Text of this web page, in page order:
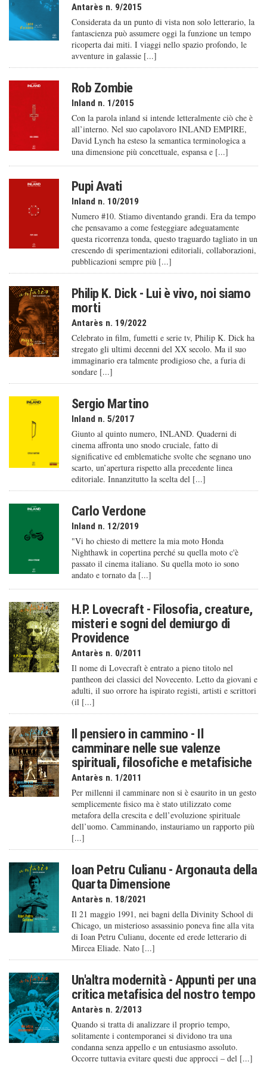
Antarès n. 9/2015
Considerata da un punto di vista non solo letterario, la
fantascienza può assumere oggi la funzione un tempo
ricoperta dai miti. I viaggi nello spazio profondo, le
avventure in galassie [...]
Rob Zombie
Inland n. 1/2015
Con la parola inland si intende letteralmente ciò che è
all’interno. Nel suo capolavoro INLAND EMPIRE,
David Lynch ha esteso la semantica terminologica a
una dimensione più concettuale, espansa e [...]
Pupi Avati
Inland n. 10/2019
Numero #10. Stiamo diventando grandi. Era da tempo
che pensavamo a come festeggiare adeguatamente
questa ricorrenza tonda, questo traguardo tagliato in un
crescendo di sperimentazioni editoriali, collaborazioni,
pubblicazioni sempre più [...]
Philip K. Dick - Lui è vivo, noi siamo
morti
Antarès n. 19/2022
Celebrato in film, fumetti e serie tv, Philip K. Dick ha
stregato gli ultimi decenni del XX secolo. Ma il suo
immaginario era talmente prodigioso che, a furia di
sondare [...]
Sergio Martino
Inland n. 5/2017
Giunto al quinto numero, INLAND. Quaderni di
cinema affronta uno snodo cruciale, fatto di
significative ed emblematiche svolte che segnano uno
scarto, un’apertura rispetto alla precedente linea
editoriale. Innanzitutto la scelta del [...]
Carlo Verdone
Inland n. 12/2019
"Vi ho chiesto di mettere la mia moto Honda
Nighthawk in copertina perché su quella moto c'è
passato il cinema italiano. Su quella moto io sono
andato e tornato da [...]
H.P. Lovecraft - Filosofia, creature,
misteri e sogni del demiurgo di
Providence
Antarès n. 0/2011
Il nome di Lovecraft è entrato a pieno titolo nel
pantheon dei classici del Novecento. Letto da giovani e
adulti, il suo orrore ha ispirato registi, artisti e scrittori
(il [...]
Il pensiero in cammino - Il
camminare nelle sue valenze
spirituali, filosofiche e metafisiche
Antarès n. 1/2011
Per millenni il camminare non si è esaurito in un gesto
semplicemente fisico ma è stato utilizzato come
metafora della crescita e dell’evoluzione spirituale
dell’uomo. Camminando, instauriamo un rapporto più
[...]
Ioan Petru Culianu - Argonauta della
Quarta Dimensione
Antarès n. 18/2021
Il 21 maggio 1991, nei bagni della Divinity School di
Chicago, un misterioso assassinio poneva fine alla vita
di Ioan Petru Culianu, docente ed erede letterario di
Mircea Eliade. Nato [...]
Un'altra modernità - Appunti per una
critica metafisica del nostro tempo
Antarès n. 2/2013
Quando si tratta di analizzare il proprio tempo,
solitamente i contemporanei si dividono tra una
condanna senza appello e un entusiasmo assoluto.
Occorre tuttavia evitare questi due approcci – del [...]